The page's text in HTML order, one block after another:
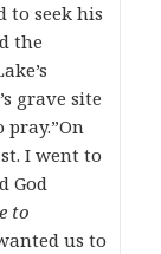
to seek his
the
grave site
I went to
God
to
us to